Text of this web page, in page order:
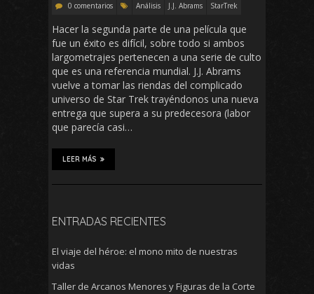
0 comentarios
Análisis J.J. Abrams StarTrek
Hacer la segunda parte de una película que
fue un éxito es difícil, sobre todo si ambos
largometrajes pertenecen a una serie de culto
que es una referencia mundial. J.J. Abrams
vuelve a tomar las riendas del complicado
universo de Star Trek trayéndonos una nueva
entrega que supera a su predecesora (labor
que parecía casi…
LEER MÁS
ENTRADAS RECIENTES
El viaje del héroe: el mono mito de nuestras
vidas
Taller de Arcanos Menores y Figuras de la Corte